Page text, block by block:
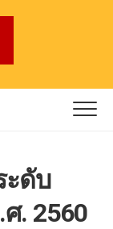
ดับ
. 2560